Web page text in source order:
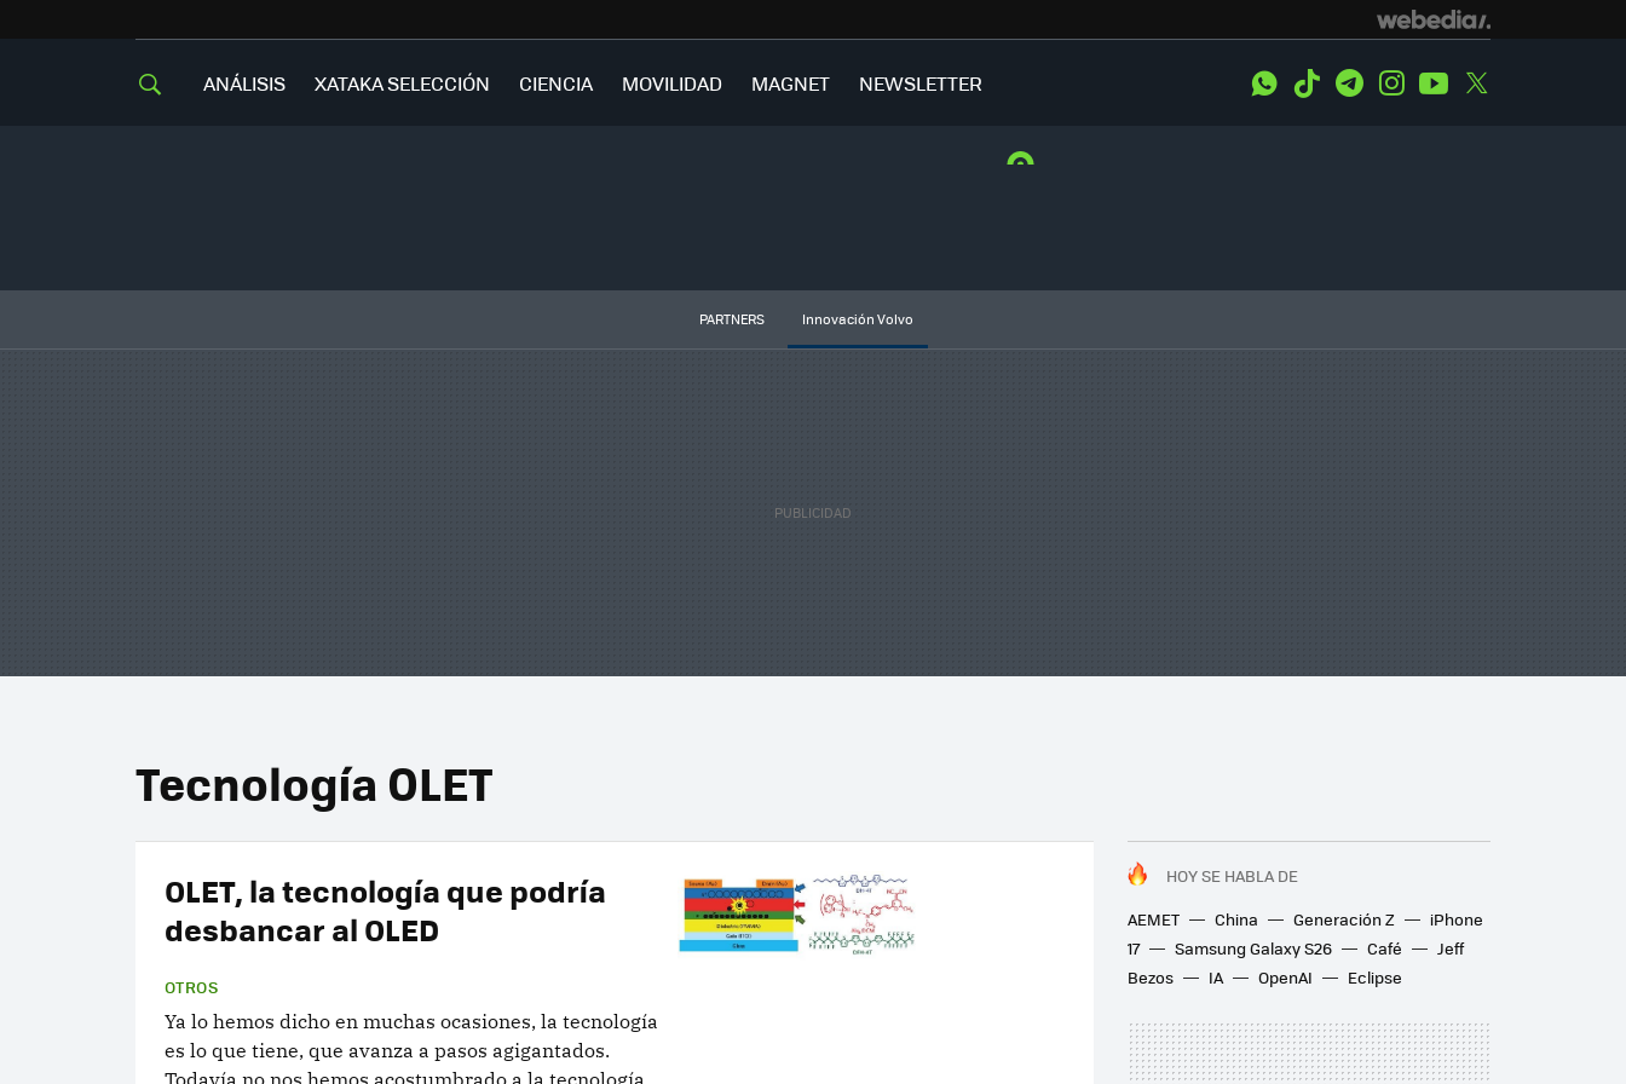
ANÁLISIS XATAKA SELECCIÓN CIENCIA MOVILIDAD MAGNET NEWSLETTER WhatsApp
Tiktok TelegramInstagramYoutube
PARTNERS Innovación Volvo
Tecnología OLET
HOY SE HABLA DE
AEMET
China Generación Z
iPhone
17
Samsung Galaxy S26 Café
Jeff
Bezos
IA OpenAI Eclipse
OLET, la tecnología que podría
desbancar al OLED
OTROS
Ya lo hemos dicho en muchas ocasiones, la tecnología
es lo que tiene, que avanza a pasos agigantados.
Todavía no nos hemos acostumbrado a la tecnología